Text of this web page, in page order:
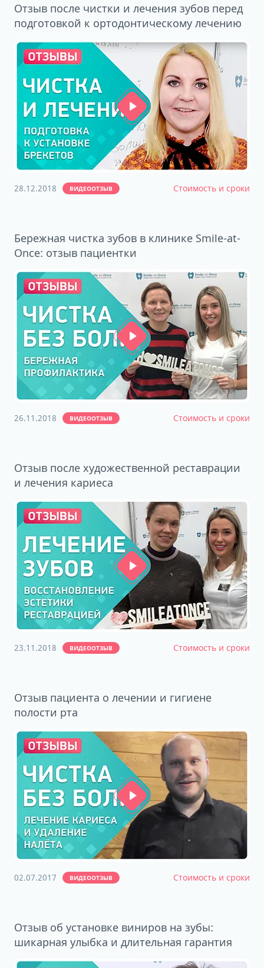
Отзыв после чистки и лечения зубов перед
подготовкой к ортодонтическому лечению
28.12.2018 ВИДЕООТЗЫВ Стоимость и сроки
Бережная чистка зубов в клинике Smile-at-
Once: отзыв пациентки
26.11.2018 ВИДЕООТЗЫВ Стоимость и сроки
Отзыв после художественной реставрации
и лечения кариеса
23.11.2018 ВИДЕООТЗЫВ Стоимость и сроки
Отзыв пациента о лечении и гигиене
полости рта
02.07.2017 ВИДЕООТЗЫВ Стоимость и сроки
Отзыв об установке виниров на зубы:
шикарная улыбка и длительная гарантия